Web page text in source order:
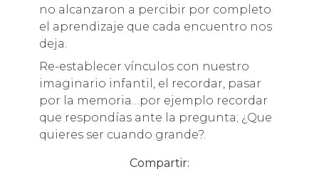
no alcanzaron a percibir por completo
el aprendizaje que cada encuentro nos
deja.
Re-establecer vínculos con nuestro
imaginario infantil, el recordar, pasar
por la memoria…por ejemplo recordar
que respondías ante la pregunta; ¿Que
quieres ser cuando grande?.
Compartir: